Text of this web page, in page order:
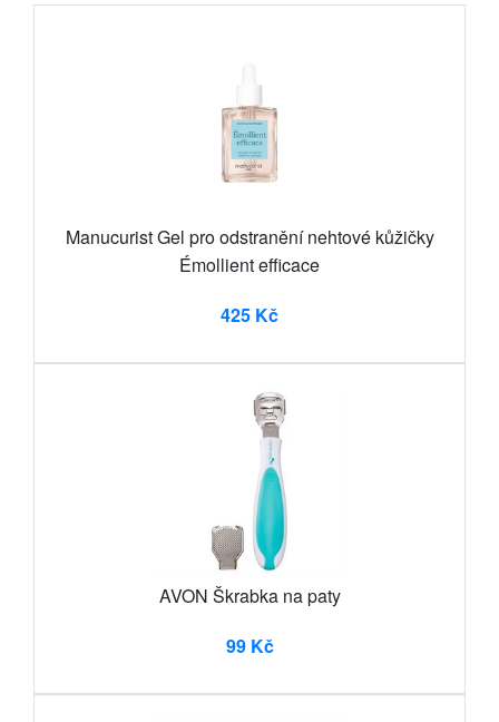
Manucurist Gel pro odstranění nehtové kůžičky
Émollient efficace
425 Kč
AVON Škrabka na paty
99 Kč